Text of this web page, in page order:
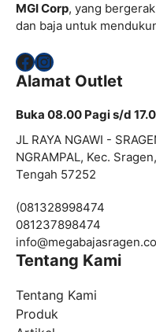
MGI Corp, yang
dan baja untuk
Facebook
Instagram
Alamat Outlet
Buka 08.00 Pagi s/d
JL RAYA NGAWI -
NGRAMPAL, Kec.
Tengah 57252
(081328998474
081237898474
info@
Tentang Kami
Tentang Kami
Produk